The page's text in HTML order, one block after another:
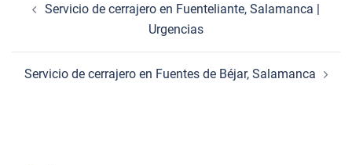
de
Servicio de cerrajero en Fuenteliante, Salamanca |
Urgencias
Servicio de cerrajero en Fuentes de Béjar, Salamanca